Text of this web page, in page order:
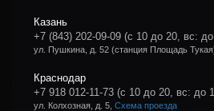
Казань
+7 (843) 202-09-09 (с 10 до 20, вс:
ул. Пушкина, д. 52 (станция Площадь
Краснодар
+7 918 012-11-73 (с 10 до 20, вс: до
ул. Колхозная, д. 5, Схема проезда